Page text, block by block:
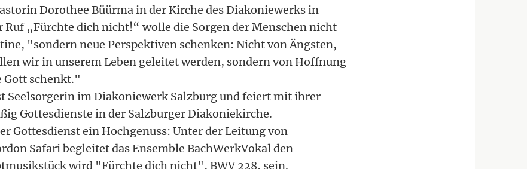
Dorothee Büürma in der Kirche des Diakoniewerks in
Ruf „Fürchte dich nicht!“ wolle die Sorgen der Menschen nicht
"sondern neue Perspektiven schenken: Nicht von Ängsten,
wir in unserem Leben geleitet werden, sondern von Hoffnung
Gott schenkt."
Seelsorgerin im Diakoniewerk Salzburg und feiert mit ihrer
Gottesdienste in der Salzburger Diakoniekirche.
Gottesdienst ein Hochgenuss: Unter der Leitung von
Safari begleitet das Ensemble BachWerkVokal den
wird "Fürchte dich nicht", BWV 228, sein.